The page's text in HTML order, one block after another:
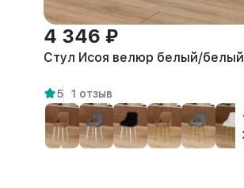
4 346 ₽
Стул Исоя велюр белый/белый
5 1 отзыв